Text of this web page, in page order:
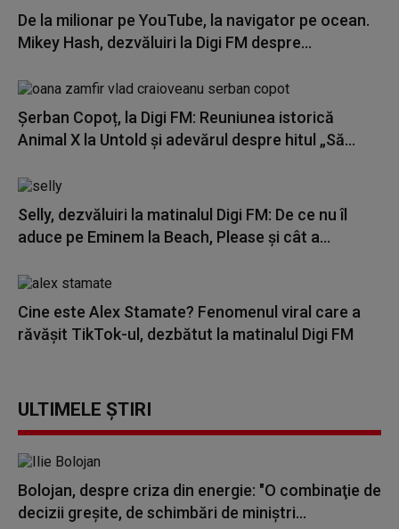
De la milionar pe YouTube, la navigator pe ocean.
Mikey Hash, dezvăluiri la Digi FM despre...
Șerban Copoț, la Digi FM: Reuniunea istorică
Animal X la Untold și adevărul despre hitul „Să...
Selly, dezvăluiri la matinalul Digi FM: De ce nu îl
aduce pe Eminem la Beach, Please și cât a...
Cine este Alex Stamate? Fenomenul viral care a
răvășit TikTok-ul, dezbătut la matinalul Digi FM
ULTIMELE ȘTIRI
Bolojan, despre criza din energie: "O combinaţie de
decizii greşite, de schimbări de miniştri...